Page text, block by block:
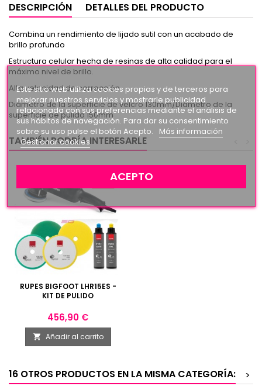
DESCRIPCIÓN DETALLES DEL PRODUCTO
Combina un rendimiento de lijado sutil con un acabado de
brillo profundo
Estructura celular hecha de resinas de alta calidad para el
máximo nivel de brillo.
Alta velocidad de corrección
Diámetro de la superficie de velcro 130mm/Diámetro de la
superficie de pulido 150mm
TAMBIÉN PODRÍA INTERESARLE
RUPES BIGFOOT LHR15ES -
KIT DE PULIDO
Precio
456,90 €
 Añadir al carrito
16 OTROS PRODUCTOS EN LA MISMA CATEGORÍA:
>
Este sitio web utiliza cookies propias y de terceros para
mejorar nuestros servicios y mostrarle publicidad
relacionada con sus preferencias mediante el análisis de
sus hábitos de navegación. Para dar su consentimiento
sobre su uso pulse el botón Acepto.
Más información
Gestionar cookies
ACEPTO